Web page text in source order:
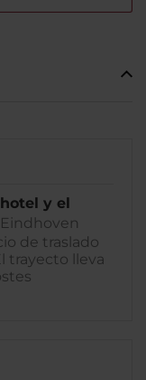
y el
de traslado
trayecto lleva